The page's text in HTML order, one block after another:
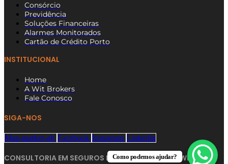
Consórcio
Previdência
Soluções Financeiras
Alarmes Monitorados
Cartão de Crédito Porto
INSTITUCIONAL
Home
A Wit Brokers
Fale Conosco
SIGA-NOS
Map-marker-alt Facebook Instagram Linkedin
CONSULTORIA EM SEGUROS NA ZONA NORTE SP | WIT
Como podemos ajudar?